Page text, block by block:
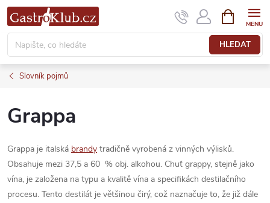
Přejít
na
obsah
HLEDAT
NÁKUPNÍ
KOŠÍK
Slovník pojmů
Grappa
Grappa je italská brandy tradičně vyrobená z vinných výlisků.
Obsahuje mezi 37,5 a 60 % obj. alkohou. Chuť grappy, stejně jako
vína, je založena na typu a kvalitě vína a specifikách destilačního
procesu. Tento destilát je většinou čirý, což naznačuje to, že již dále